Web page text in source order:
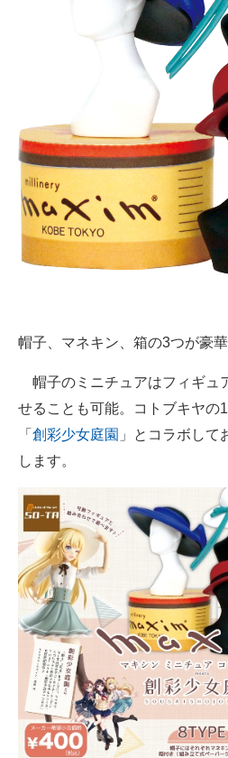
帽子、マネキン、箱の3つが豪
帽子のミニチュアはフィギュ
せることも可能。コトブキヤの
「 創彩少女庭園 」とコラボして
します。